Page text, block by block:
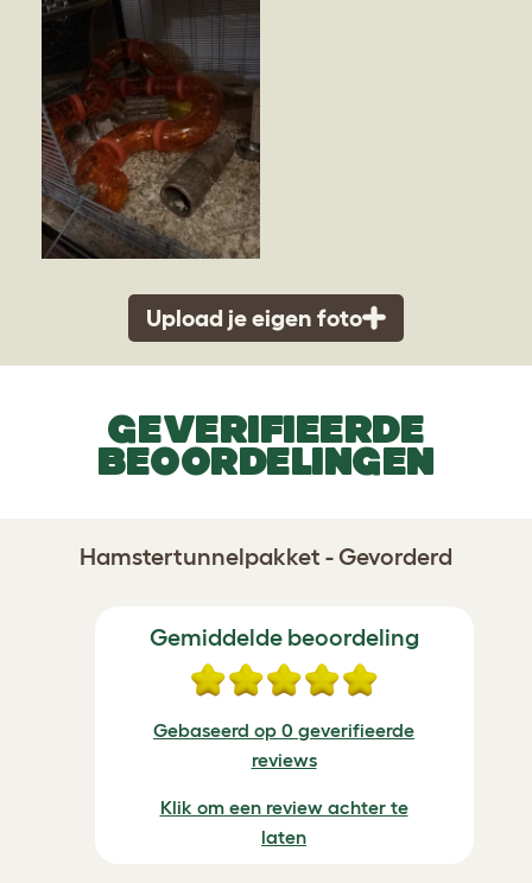
Upload je eigen foto
GEVERIFIEERDE
BEOORDELINGEN
Hamstertunnelpakket - Gevorderd
Gemiddelde beoordeling
Gebaseerd op 0 geverifieerde
reviews
Klik om een review achter te
laten